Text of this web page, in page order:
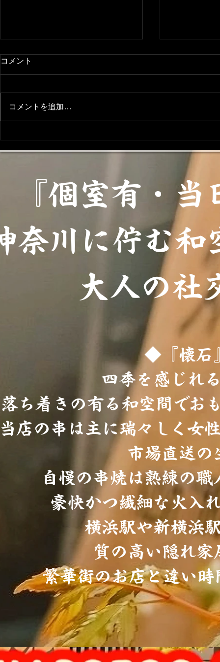
『ちゃぼの
ゼントの
コメント
コメントを追加…
『個室有・
奈川に佇む和
大人の
◆『懐石
四季を感じれ
落ち着きの有る和空間でお
店の串は主に瑞々しく女
市場直送の
自慢の串焼は熟練の
豪快かつ繊細な火入
横浜駅や新横浜
質の高い隠れ家
繁華街のお店と違い